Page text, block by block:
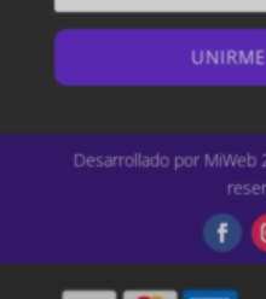
Desarrollado por